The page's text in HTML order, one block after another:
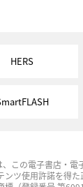
HERS
、この電子書店・
ンツ使用許諾を得